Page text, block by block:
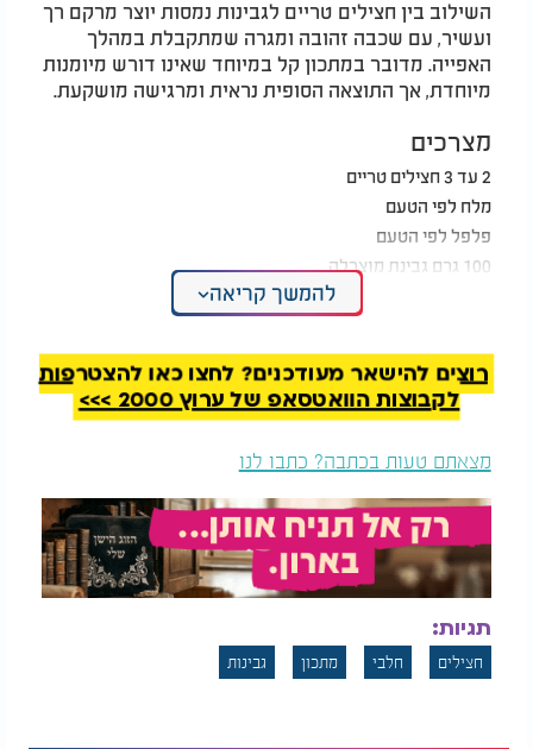
השילוב בין חצילים טריים לגבינות נמסות יוצר מרקם רך
ועשיר, עם שכבה זהובה ומגרה שמתקבלת במהלך
האפייה. מדובר במתכון קל במיוחד שאינו דורש מיומנות
מיוחדת, אך התוצאה הסופית נראית ומרגישה מושקעת.
מצרכים
2 עד 3 חצילים טריים
מלח לפי הטעם
פלפל לפי הטעם
100 גרם גבינת מוצרלה
שוטפים היטב את החצילים.
פורסים אותם לעיגולים בעובי בינוני, לא דק מדי.
מסדרים את פרוסות החציל בתבנית המתאימה לאפייה.
מפזרים מעל מעט מלח ופלפל.
מגרדים את גבינת המוצרלה ומפזרים באופן אחיד על גבי
החצילים.
מפוררים מעל את הגבינה הבולגרית.
מכניסים לתנור שחומם מראש לחום בינוני של 180 עד 185
מעלות.
זהוב.
לאחר האפייה מגישים את המנה כשהיא חמה. החצילים
להמשך קריאה
רוצים להישאר מעודכנים? לחצו כאן להצטרפות
לקבוצות הוואטסאפ של ערוץ 2000 >>>
מצאתם טעות בכתבה? כתבו לנו
תגיות:
חצילים חלבי מתכון גבינות